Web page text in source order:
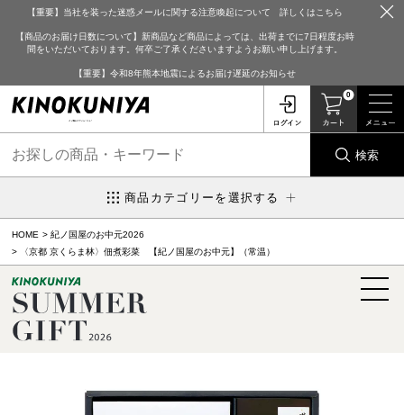
【重要】当社を装った迷惑メールに関する注意喚起について 詳しくはこちら
【商品のお届け日数について】新商品など商品によっては、出荷までに7日程度お時
間をいただいております。何卒ご了承くださいますようお願い申し上げます。
【重要】令和8年熊本地震によるお届け遅延のお知らせ
0
検索
商品カテゴリーを選択する
HOME
紀ノ国屋のお中元2026
〈京都 京くらま林〉佃煮彩菜 【紀ノ国屋のお中元】（常温）